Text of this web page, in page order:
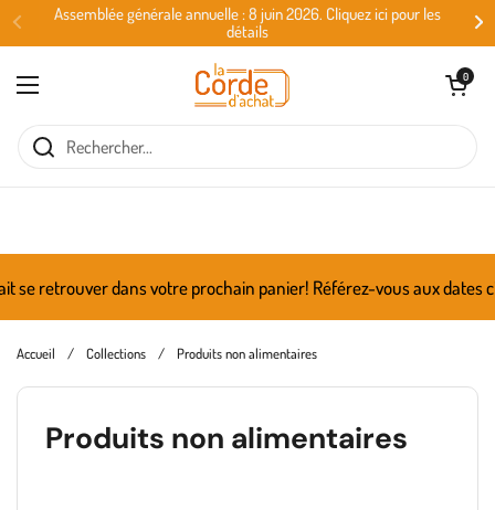
Passer au contenu
Assemblée générale annuelle : 8 juin 2026. Cliquez ici pour les
détails
Ouvrir le menu
Ouvrir le
0
retrouver dans votre prochain panier! Référez-vous aux dates
Accueil / Collections / Produits non alimentaires
Produits non alimentaires